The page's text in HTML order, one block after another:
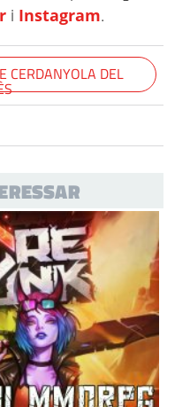
i Instagram.
CERDANYOLA DEL